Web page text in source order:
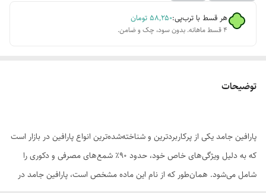
هر قسط با ترب‌پی:۵۸٬۲۵۰ تومان
۴ قسط ماهانه. بدون سود، چک و ضامن.
توضیحات
پارافین جامد یکی از پرکاربردترین و شناخته‌شده‌ترین انواع پارافین در بازار است
که به دلیل ویژگی‌های خاص خود، حدود ۹۰٪ شمع‌های مصرفی و دکوری را
شامل می‌شود. همان‌طور که از نام این ماده مشخص است، پارافین جامد در